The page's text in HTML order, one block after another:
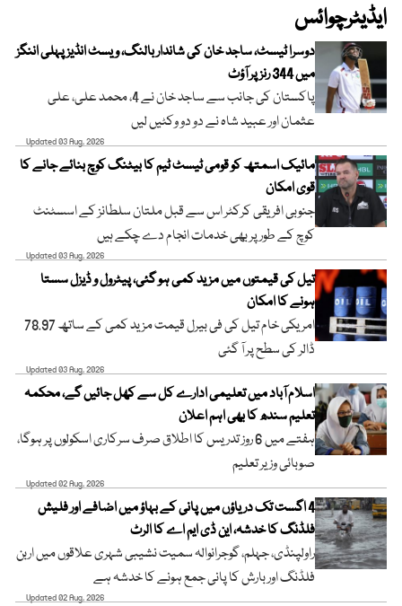
ایڈیٹرچوائس
دوسرا ٹیسٹ، ساجد خان کی شاندار بالنگ، ویسٹ انڈیز پہلی اننگز
میں 344 رنز پر آؤٹ
پاکستان کی جانب سے ساجد خان نے 4، محمد علی، علی
عثمان اور عبید شاہ نے دو دو وکٹیں لیں
Updated 03 Aug, 2026
مائیک اسمتھ کو قومی ٹیسٹ ٹیم کا بیٹنگ کوچ بنائے جانے کا
قوی امکان
جنوبی افریقی کرکٹر اس سے قبل ملتان سلطانز کے اسسٹنٹ
کوچ کے طور پر بھی خدمات انجام دے چکے ہیں
Updated 03 Aug, 2026
تیل کی قیمتوں میں مزید کمی ہو گئی، پیٹرول و ڈیزل سستا
ہونے کا امکان
امریکی خام تیل کی فی بیرل قیمت مزید کمی کے ساتھ 78.97
ڈالر کی سطح پر آ گئی
Updated 03 Aug, 2026
اسلام آباد میں تعلیمی ادارے کل سے کھل جائیں گے، محکمہ
تعلیم سندھ کا بھی اہم اعلان
ہفتے میں 6 روز تدریس کا اطلاق صرف سرکاری اسکولوں پر ہوگا،
صوبائی وزیر تعلیم
Updated 02 Aug, 2026
4 اگست تک دریاؤں میں پانی کے بہاؤ میں اضافے اور فلیش
فلڈنگ کا خدشہ، این ڈی ایم اے کا الرٹ
راولپنڈی، جہلم، گوجرانوالہ سمیت نشیبی شہری علاقوں میں اربن
فلڈنگ اور بارش کا پانی جمع ہونے کا خدشہ ہے
Updated 02 Aug, 2026